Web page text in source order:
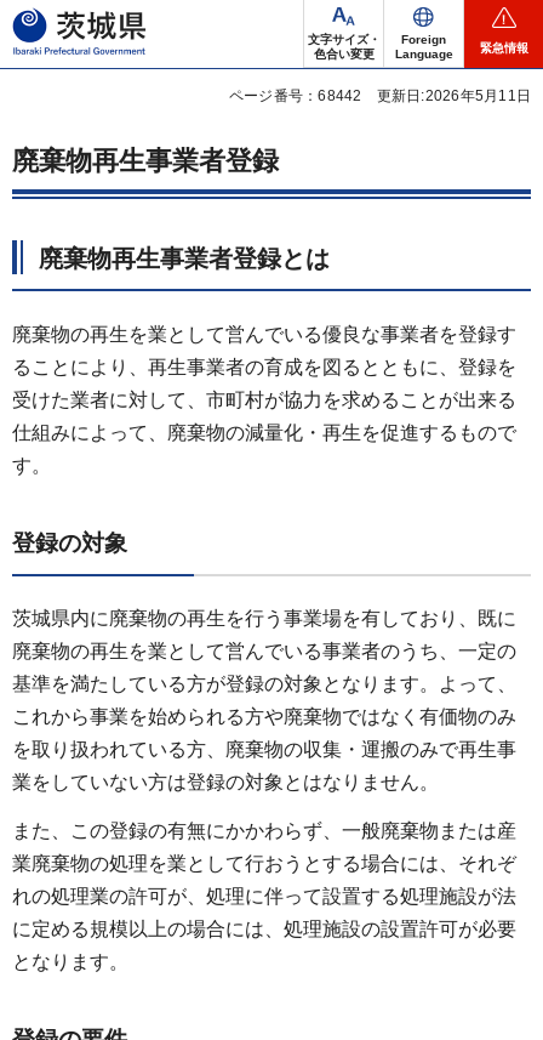
茨城県
文字サイズ・
色合い変更
Foreign
Language
緊急情報
ページ番号：68442 更新日:2026年5月11日
廃棄物再生事業者登録
廃棄物再生事業者登録とは
廃棄物の再生を業として営んでいる優良な事業者を登録す
ることにより、再生事業者の育成を図るとともに、登録を
受けた業者に対して、市町村が協力を求めることが出来る
仕組みによって、廃棄物の減量化・再生を促進するもので
す。
登録の対象
茨城県内に廃棄物の再生を行う事業場を有しており、既に
廃棄物の再生を業として営んでいる事業者のうち、一定の
基準を満たしている方が登録の対象となります。よって、
これから事業を始められる方や廃棄物ではなく有価物のみ
を取り扱われている方、廃棄物の収集・運搬のみで再生事
業をしていない方は登録の対象とはなりません。
また、この登録の有無にかかわらず、一般廃棄物または産
業廃棄物の処理を業として行おうとする場合には、それぞ
れの処理業の許可が、処理に伴って設置する処理施設が法
に定める規模以上の場合には、処理施設の設置許可が必要
となります。